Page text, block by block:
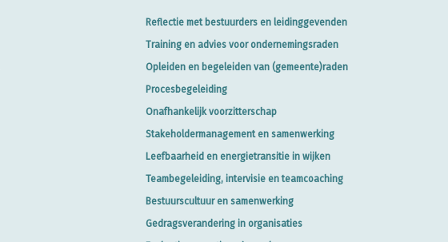
Reflectie met bestuurders en leidinggevenden
Training en advies voor ondernemingsraden
Opleiden en begeleiden van (gemeente)raden
Procesbegeleiding
Onafhankelijk voorzitterschap
Stakeholdermanagement en samenwerking
Leefbaarheid en energietransitie in wijken
Teambegeleiding, intervisie en teamcoaching
Bestuurscultuur en samenwerking
Gedragsverandering in organisaties